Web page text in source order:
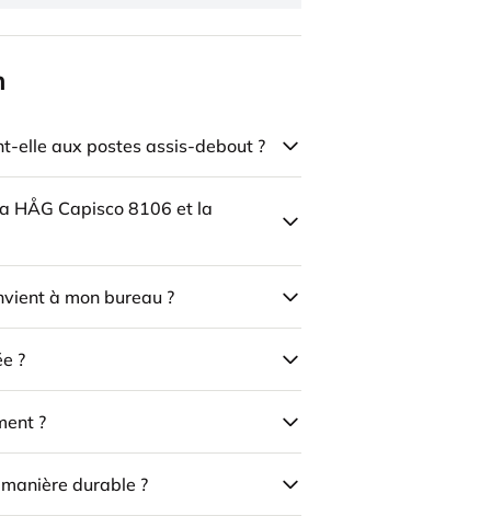
elle aux postes assis-debout ?
HÅG Capisco 8106 et la
à mon bureau ?
?
?
durable ?